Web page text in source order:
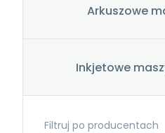
Arkuszowe
Inkjetowe
Filtruj po producentach